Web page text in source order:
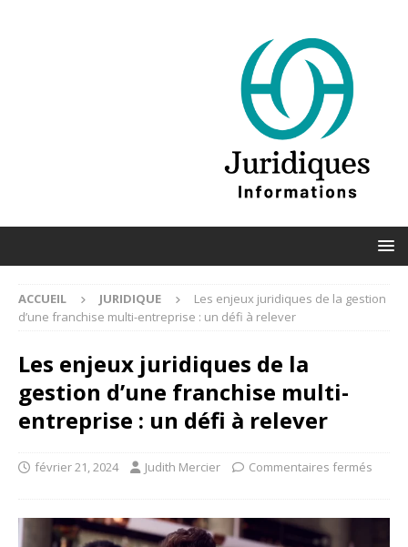
ACCUEIL JURIDIQUE
Les enjeux juridiques de la gestion
d’une franchise multi-entreprise : un défi à relever
Les enjeux juridiques de la
gestion d’une franchise multi-
entreprise : un défi à relever
février 21, 2024 Judith Mercier Commentaires fermés